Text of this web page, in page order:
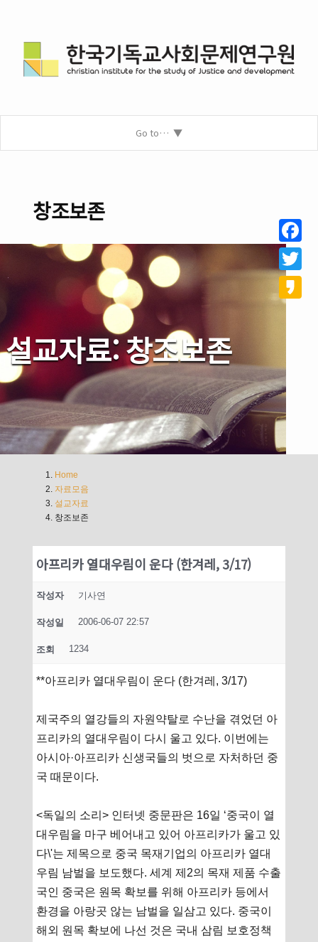
Go to…
창조보존
설교자료: 창조보존
Home
자료모음
설교자료
창조보존
아프리카 열대우림이 운다 (한겨레, 3/17)
작성자 기사연
작성일 2006-06-07 22:57
조회 1234
**아프리카 열대우림이 운다 (한겨레, 3/17)
제국주의 열강들의 자원약탈로 수난을 겪었던 아
프리카의 열대우림이 다시 울고 있다. 이번에는
아시아·아프리카 신생국들의 벗으로 자처하던 중
국 때문이다.
<독일의 소리> 인터넷 중문판은 16일 ‘중국이 열
대우림을 마구 베어내고 있어 아프리카가 울고 있
다\'는 제목으로 중국 목재기업의 아프리카 열대
우림 남벌을 보도했다. 세계 제2의 목재 제품 수출
국인 중국은 원목 확보를 위해 아프리카 등에서
환경을 아랑곳 않는 남벌을 일삼고 있다. 중국이
해외 원목 확보에 나선 것은 국내 삼림 보호정책
Twitter